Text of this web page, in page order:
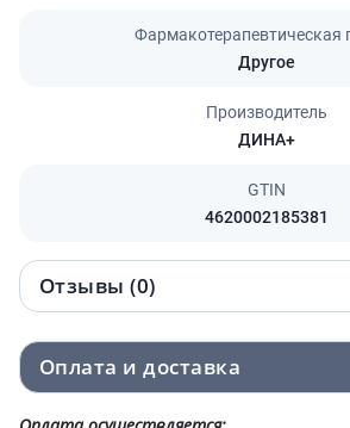
Фармакотерапевтическая
Другое
Производитель
ДИНА+
GTIN
4620002185381
Отзывы (0)
Оплата и доставка